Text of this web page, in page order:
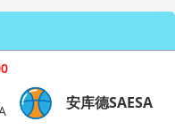
安库德SAESA